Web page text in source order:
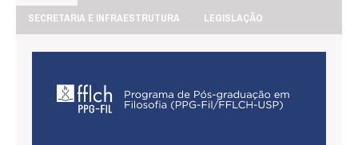
SECRETARIA E INFRAESTRUTURA
LEGISLAÇÃO